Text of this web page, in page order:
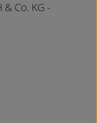
& Co. KG -